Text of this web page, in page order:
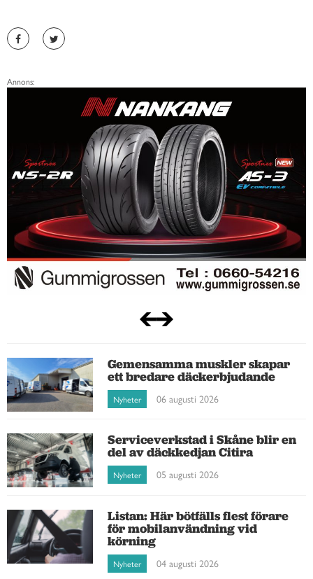
Annons:
Gemensamma muskler skapar
ett bredare däckerbjudande
Nyheter 06 augusti 2026
Serviceverkstad i Skåne blir en
del av däckkedjan Citira
Nyheter 05 augusti 2026
Listan: Här bötfälls flest förare
för mobilanvändning vid
körning
Nyheter 04 augusti 2026